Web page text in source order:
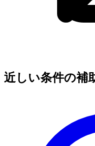
近しい条件の補